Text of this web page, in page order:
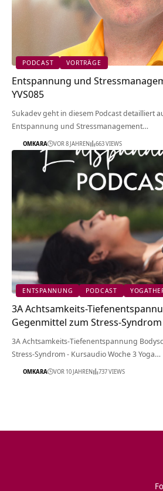
PODCAST VORTRÄGE
Entspannung und
YVS085
Sukadev geht in diesem Podcast detailliert
Entspannung und Stressmanagement…
OMKARA VOR 8 JAHREN 663 VIEWS
ENTSPANNUNG PODCAST
3A Achtsamkeits-
Gegenmittel zum Stress-Syndrom
3A Achtsamkeits-Tiefenentspannung
Stress-Syndrom - Kursaudio Woche 3 Yoga…
OMKARA VOR 10 JAHREN 737 VIEWS